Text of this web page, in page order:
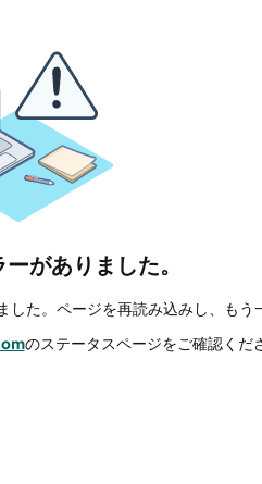
がありました。
た。ページを再読み込みし、もう
のステータスページをご確認くだ